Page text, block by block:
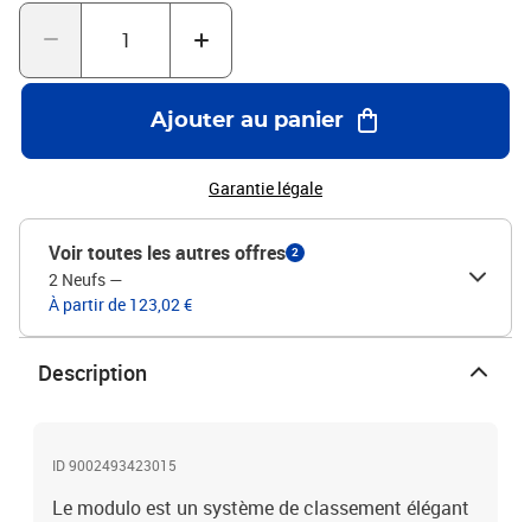
Ajouter au panier
Garantie légale
Voir toutes les autres offres 2
2 Neufs —
À partir de 123,02 €
Description
ID 9002493423015
Le modulo est un système de classement élégant